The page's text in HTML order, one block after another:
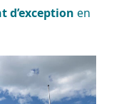
d’exception en